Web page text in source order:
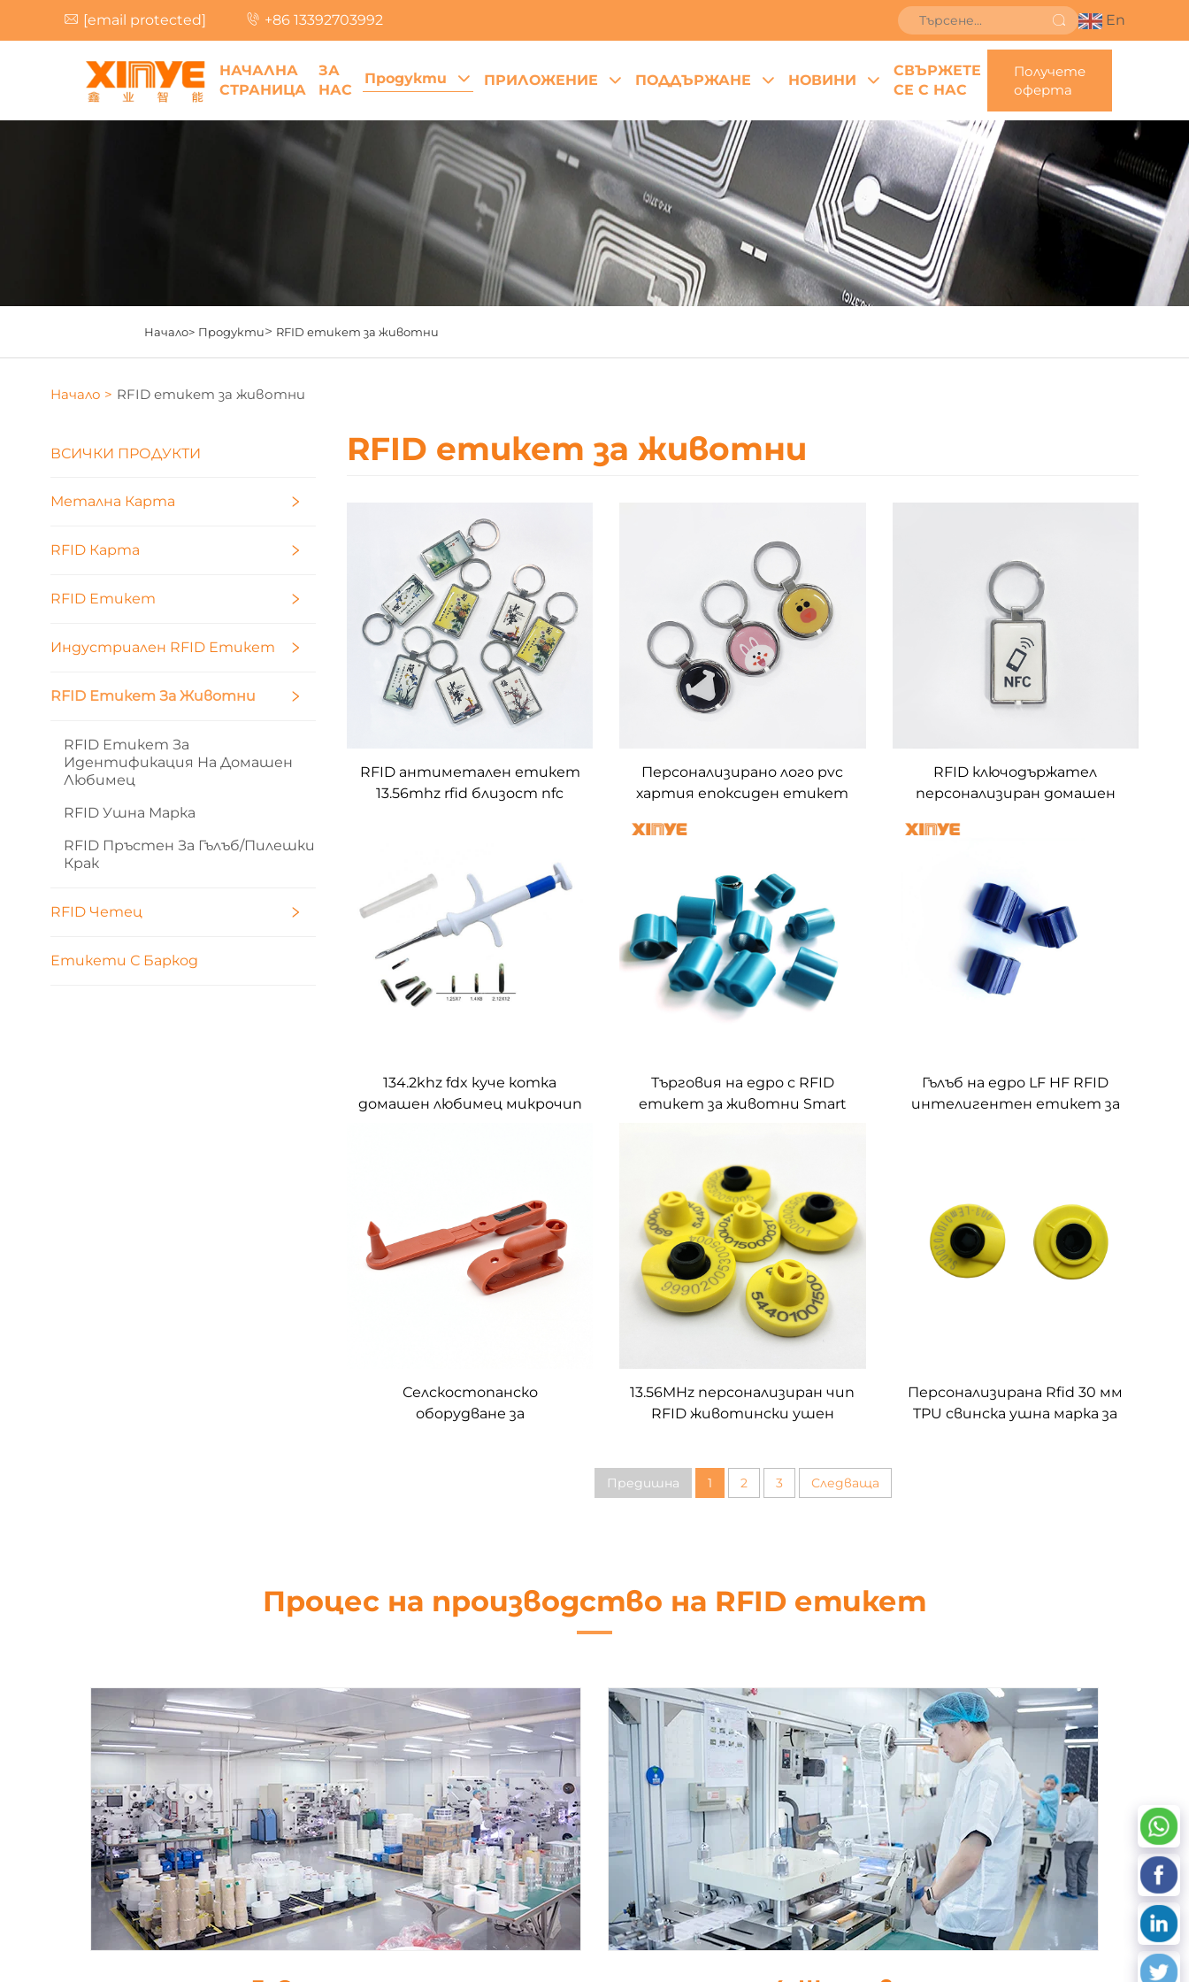
[email protected] +86 13392703992 En
НАЧАЛНА
СТРАНИЦА
ЗА
НАС
Продукти ПРИЛОЖЕНИЕ ПОДДЪРЖАНЕ НОВИНИ
СВЪРЖЕТЕ
СЕ С НАС
Получете
оферта
Начало> Продукти> RFID етикет за животни
Начало > RFID етикет за животни
ВСИЧКИ ПРОДУКТИ
Метална Карта
RFID Карта
RFID Етикет
Индустриален RFID Етикет
RFID Етикет За Животни
RFID Етикет За
Идентификация На Домашен
Любимец
RFID Ушна Марка
RFID Пръстен За Гълъб/пилешки
Крак
RFID Четец
Етикети С Баркод
RFID етикет за животни
RFID антиметален етикет
13.56mhz rfid близост nfc
Персонализирано лого pvc
хартия епоксиден етикет
13.56mhz лепило социални
ключодържател
RFID ключодържател
персонализиран домашен
епоксиден ключодържател
ключодържател етикет Все
още няма рецензии
134.2khz fdx куче котка
домашен любимец микрочип
етикет за проследяване
Търговия на едро с RFID
етикет за животни Smart
проследяване на добитък
Водоустойчив
Гълъб на едро LF HF RFID
интелигентен етикет за
на животните ABS
Селскостопанско
оборудване за
13.56MHz персонализиран чип
RFID животински ушен
Персонализирана Rfid 30 мм
TPU свинска ушна марка за
Предишна 1 2 3 Следваща
Процес на производство на RFID етикет